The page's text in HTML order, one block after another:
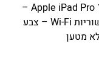
אייפד פרו Apple iPad Pro 11'' M5 –
נפח 512GB – קישוריות Wi-Fi – צבע